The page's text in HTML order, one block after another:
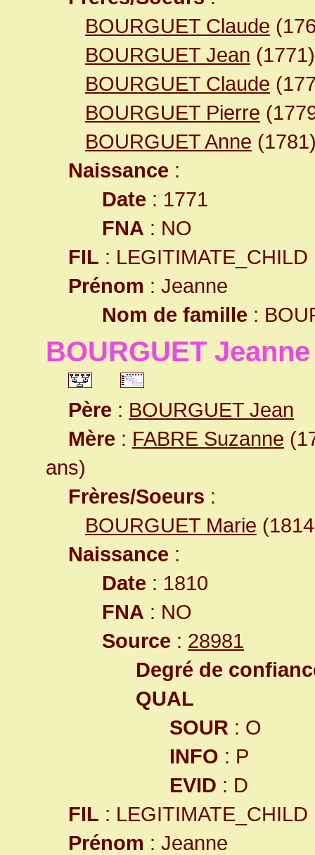
BOURGUET Claude
BOURGUET Jean (1771)
BOURGUET Claude
BOURGUET Pierre
BOURGUET Anne
Naissance :
Date : 1771
FNA : NO
FIL : LEGITIMATE_CHILD
Prénom : Jeanne
Nom de famille :
BOURGUET Jeanne
Père : BOURGUET Jean
Mère : FABRE Suzanne
ans)
Frères/Soeurs :
BOURGUET Marie
Naissance :
Date : 1810
FNA : NO
Source : 28981
Degré de
QUAL
SOUR : O
INFO : P
EVID : D
FIL : LEGITIMATE_CHILD
Prénom : Jeanne